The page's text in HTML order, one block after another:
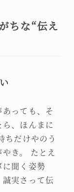
ちな“伝え
っても、そ
、ほんまに
ちだけやのう
き。 たとえ
聞く姿勢
実さって伝